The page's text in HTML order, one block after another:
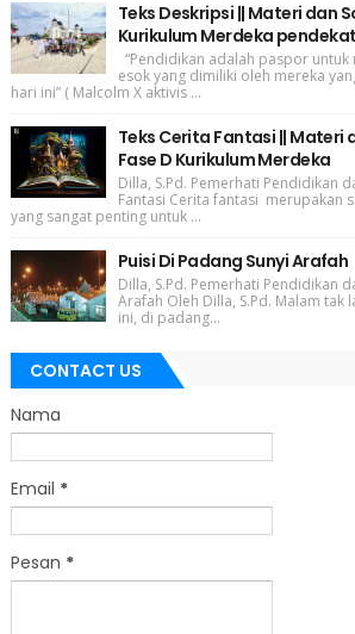
Teks Deskripsi || Materi dan
Kurikulum Merdeka
“Pendidikan adalah paspor
esok yang dimiliki oleh mereka
hari ini” ( Malcolm X aktivis ...
Teks Cerita Fantasi || Materi
Fase D Kurikulum Merdeka
Dilla, S.Pd. Pemerhati Pendidikan
Fantasi Cerita fantasi merupakan
yang sangat penting untuk ...
Puisi Di Padang Sunyi Arafah
Dilla, S.Pd. Pemerhati Pendidikan
Arafah Oleh Dilla, S.Pd. Malam tak
ini, di padang...
CONTACT US
Nama
Email *
Pesan *